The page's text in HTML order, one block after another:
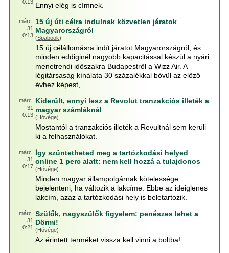
0:13 Ennyi elég is címnek.
márc.
31
0:13
15 új úti célra indulnak közvetlen járatok
Magyarországról
(Spabook)
15 új célállomásra indít járatot Magyarországról, és
minden eddiginél nagyobb kapacitással készül a nyári
menetrendi időszakra Budapestről a Wizz Air. A
légitársaság kínálata 30 százalékkal bővül az előző
évhez képest,…
márc.
31
0:13
Kiderült, ennyi lesz a Revolut tranzakciós illeték a
magyar számláknál
(Hóvége)
Mostantól a tranzakciós illeték a Revultnál sem kerüli
ki a felhasználókat.
márc.
31
0:17
Így szüntetheted meg a tartózkodási helyed
online 1 perc alatt: nem kell hozzá a tulajdonos
(Hóvége)
Minden magyar állampolgárnak kötelessége
bejelenteni, ha változik a lakcíme. Ebbe az ideiglenes
lakcím, azaz a tartózkodási hely is beletartozik.
márc.
31
0:21
Szülők, nagyszülők figyelem: penészes lehet a
Dörmi!
(Hóvége)
Az érintett terméket vissza kell vinni a boltba!